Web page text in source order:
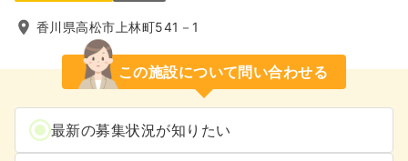
香川県高松市上林町541－1
この施設について問い合わせる
最新の募集状況が知りたい